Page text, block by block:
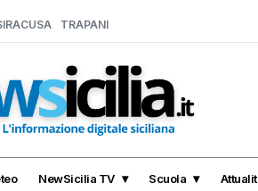
TRAPANI
NewSicilia TV Scuola